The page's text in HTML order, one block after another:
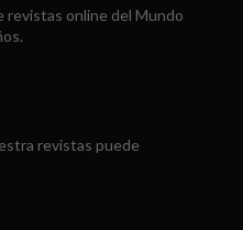
revistas online del Mundo
revistas puede